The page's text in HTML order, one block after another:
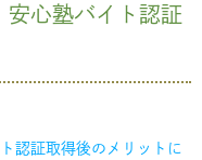
安心塾バイト認証
認証取得後のメリットに